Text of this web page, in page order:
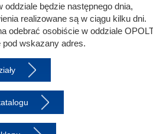
oddziale będzie następnego dnia,
realizowane są w ciągu kilku dni.
odebrać osobiście w oddziale
wskazany adres.